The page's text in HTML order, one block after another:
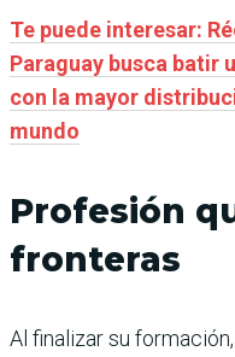
Te puede interesar:
Paraguay busca batir
con la mayor
mundo
Profesión
fronteras
Al finalizar su